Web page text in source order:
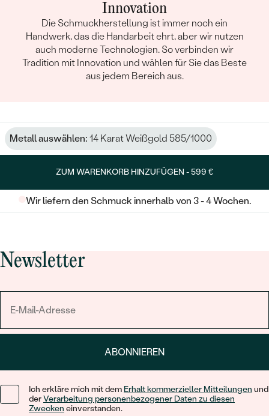
Innovation
Die Schmuckherstellung ist immer noch ein
Handwerk, das die Handarbeit ehrt, aber wir nutzen
auch moderne Technologien. So verbinden wir
Tradition mit Innovation und wählen für Sie das Beste
aus jedem Bereich aus.
Metall auswählen: 14 Karat Weißgold 585/1000
ZUM WARENKORB HINZUFÜGEN -599 €
Wir liefern den Schmuck innerhalb von 3 - 4 Wochen.
Newsletter
ABONNIEREN
Ich erkläre mich mit dem Erhalt kommerzieller Mitteilungen und
derVerarbeitung personenbezogener Daten zu diesen
Zwecken einverstanden.